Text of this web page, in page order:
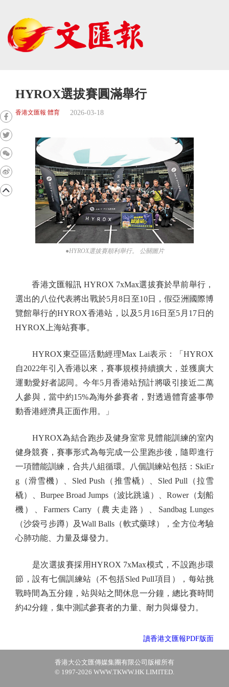
HYROX選拔賽圓滿舉行
香港文匯報 體育 2026-03-18
●HYROX選拔賽順利舉行。 公關圖片
香港文匯報訊 HYROX 7xMax選拔賽於早前舉行，
選出的八位代表將出戰於5月8日至10日，假亞洲國際博
覽館舉行的HYROX香港站，以及5月16日至5月17日的
HYROX上海站賽事。
HYROX東亞區活動經理Max Lai表示：「HYROX
自2022年引入香港以來，賽事規模持續擴大，並獲廣大
運動愛好者認同。今年5月香港站預計將吸引接近二萬
人參與，當中約15%為海外參賽者，對透過體育盛事帶
動香港經濟具正面作用。」
HYROX為結合跑步及健身室常見體能訓練的室內
健身競賽，賽事形式為每完成一公里跑步後，隨即進行
一項體能訓練，合共八組循環。八個訓練站包括：SkiEr
g（滑雪機）、Sled Push（推雪橇）、Sled Pull（拉雪
橇）、Burpee Broad Jumps（波比跳遠）、Rower（划船
機）、Farmers Carry（農夫走路）、Sandbag Lunges
（沙袋弓步蹲）及Wall Balls（軟式藥球），全方位考驗
心肺功能、力量及爆發力。
是次選拔賽採用HYROX 7xMax模式，不設跑步環
節，設有七個訓練站（不包括Sled Pull項目），每站挑
戰時間為五分鐘，站與站之間休息一分鐘，總比賽時間
約42分鐘，集中測試參賽者的力量、耐力與爆發力。
讀香港文匯報PDF版面
香港大公文匯傳媒集團有限公司版權所有
© 1997-2026 WWW.TKWW.HK LIMITED.